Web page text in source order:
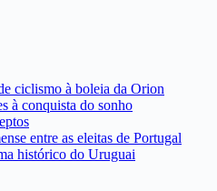
ciclismo à boleia da Orion
à conquista do sonho
entre as eleitas de Portugal
histórico do Uruguai